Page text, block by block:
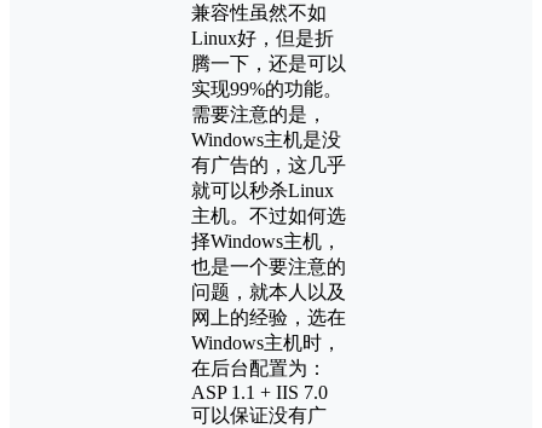
兼容性虽然不如
Linux好，但是折
腾一下，还是可以
实现99%的功能。
需要注意的是，
Windows主机是没
有广告的，这几乎
就可以秒杀Linux
主机。不过如何选
择Windows主机，
也是一个要注意的
问题，就本人以及
网上的经验，选在
Windows主机时，
在后台配置为：
ASP 1.1 + IIS 7.0
可以保证没有广